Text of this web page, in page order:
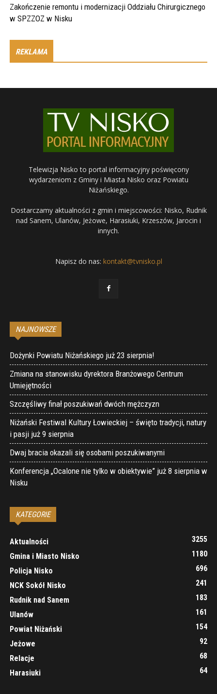
Zakończenie remontu i modernizacji Oddziału Chirurgicznego
w SPZZOZ w Nisku
REKLAMA
Telewizja Nisko to portal informacyjny poświęcony
wydarzeniom z Gminy i Miasta Nisko oraz Powiatu
Niżańskiego.
Dostarczamy aktualności z gmin i miejscowości: Nisko, Rudnik
nad Sanem, Ulanów, Jeżowe, Harasiuki, Krzeszów, Jarocin i
innych.
Napisz do nas: kontakt@tvnisko.pl
NAJNOWSZE
Dożynki Powiatu Niżańskiego już 23 sierpnia!
Zmiana na stanowisku dyrektora Branżowego Centrum
Umiejętności
Szczęśliwy finał poszukiwań dwóch mężczyzn
Niżański Festiwal Kultury Łowieckiej – święto tradycji, natury
i pasji już 9 sierpnia
Dwaj bracia okazali się osobami poszukiwanymi
Konferencja „Ocalone nie tylko w obiektywie” już 8 sierpnia w
Nisku
KATEGORIE
Aktualności
3255
Gmina i Miasto Nisko
1180
Policja Nisko
696
NCK Sokół Nisko
241
Rudnik nad Sanem
183
Ulanów
161
Powiat Niżański
154
Jeżowe
92
Relacje
68
Harasiuki
64